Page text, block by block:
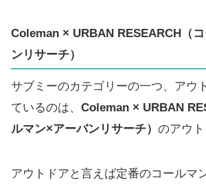
Coleman × URBAN RESEARCH
（
ンリサーチ）
サブミーのカテゴリーの一つ、アウ
ているのは、 Coleman × URBAN
ルマン×アーバンリサーチ） のアウト
アウトドアと言えば定番のコールマ